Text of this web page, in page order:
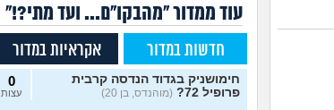
עוד ממדור "מהבקו"ם... ועד מתי?!"
חדשות במדור אקראיות במדור
חימושניק בגדוד הנדסה קרבית
פרופיל 72?
(מוהנדס, בן 20)
0
עצות